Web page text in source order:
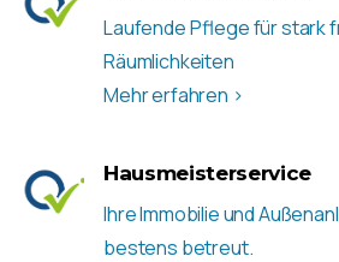
Laufende Pflege für stark
Räumlichkeiten
Mehr erfahren >
Hausmeisterservice
Ihre Immobilie und
bestens betreut.